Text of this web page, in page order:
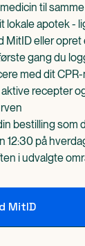
til
lokale apotek -
MitID eller
gang du
med dit
aktive recepter
bestilling som
12:30 på
i udvalgte
MitID